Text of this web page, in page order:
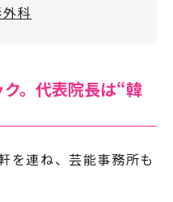
科
。代表院長は“韓
を連ね、芸能事務所も